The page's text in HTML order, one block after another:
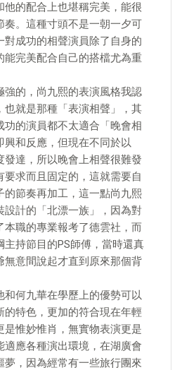
他的配合上也堪稱完美，能很
奏。這種寸頭不是一朝一夕可
對成功的相聲演員除了自身的
能完美配合自己的搭檔尤為重
強的，尚九熙的表演風格我認
也就是那種「表演相聲」，其
功的演員都不太適合「晚會相
興和反應，但現在不同於以
發達，所以晚會上相聲很難發
要求而且固定的，這就需要自
的節奏再加工，這一點尚九熙
設計的「北漂一族」，因為對
本職的專業報考了德雲社，而
主持節目的PS師傅，當時還真
無意間說起才直到原來那個背
和何九華在學歷上的優勢可以
的特色，更加的符合現在年輕
是惟妙惟肖，無實物表演更是
適應各種演出環境，在湖廣會
夢，因為經常有一些旅行團來